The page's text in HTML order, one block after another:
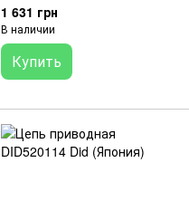
1 631 грн
В наличии
Купить